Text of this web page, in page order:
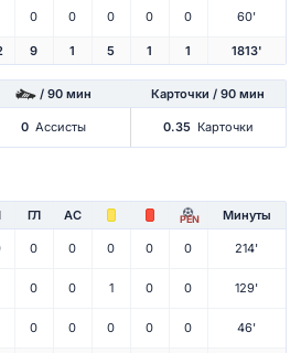
0 0 0 0 0 60'
9 1 5 1 1 1813'
/ 90 мин Карточки / 90 мин
0 Ассисты 0.35 Карточки
ГЛ АС PEN Минуты
0 0 0 0 0 214'
0 0 1 0 0 129'
0 0 0 0 0 46'